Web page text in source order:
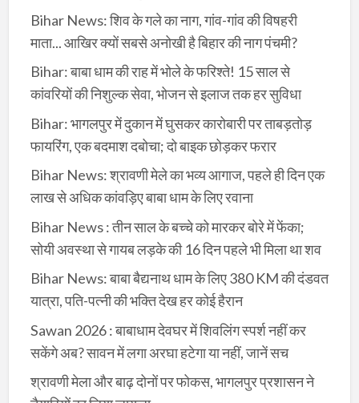
Bihar News: शिव के गले का नाग, गांव-गांव की विषहरी
माता... आखिर क्यों सबसे अनोखी है बिहार की नाग पंचमी?
Bihar: बाबा धाम की राह में भोले के फरिश्ते! 15 साल से
कांवरियों की निशुल्क सेवा, भोजन से इलाज तक हर सुविधा
Bihar: भागलपुर में दुकान में घुसकर कारोबारी पर ताबड़तोड़
फायरिंग, एक बदमाश दबोचा; दो बाइक छोड़कर फरार
Bihar News: श्रावणी मेले का भव्य आगाज, पहले ही दिन एक
लाख से अधिक कांवड़िए बाबा धाम के लिए रवाना
Bihar News : तीन साल के बच्चे को मारकर बोरे में फेंका;
सोयी अवस्था से गायब लड़के की 16 दिन पहले भी मिला था शव
Bihar News: बाबा बैद्यनाथ धाम के लिए 380 KM की दंडवत
यात्रा, पति-पत्नी की भक्ति देख हर कोई हैरान
Sawan 2026 : बाबाधाम देवघर में शिवलिंग स्पर्श नहीं कर
सकेंगे अब? सावन में लगा अरघा हटेगा या नहीं, जानें सच
श्रावणी मेला और बाढ़ दोनों पर फोकस, भागलपुर प्रशासन ने